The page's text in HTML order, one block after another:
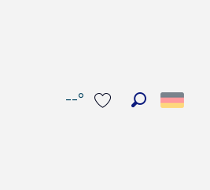
--°